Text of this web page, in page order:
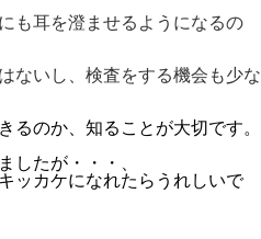
も耳を澄ませるようになるの
ないし、検査をする機会も少な
るのか、知ることが大切です。
したが・・・、
ッカケになれたらうれしいで